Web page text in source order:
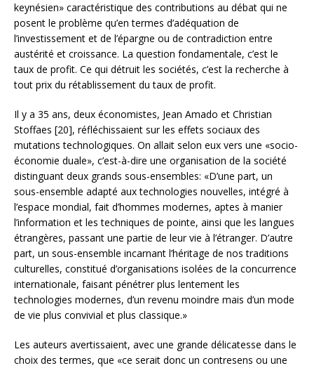
keynésien» caractéristique des contributions au débat qui ne
posent le problème qu’en termes d’adéquation de
l’investissement et de l’épargne ou de contradiction entre
austérité et croissance. La question fondamentale, c’est le
taux de profit. Ce qui détruit les sociétés, c’est la recherche à
tout prix du rétablissement du taux de profit.
Il y a 35 ans, deux économistes, Jean Amado et Christian
Stoffaes [20], réfléchissaient sur les effets sociaux des
mutations technologiques. On allait selon eux vers une «socio-
économie duale», c’est-à-dire une organisation de la société
distinguant deux grands sous-ensembles: «D’une part, un
sous-ensemble adapté aux technologies nouvelles, intégré à
l’espace mondial, fait d’hommes modernes, aptes à manier
l’information et les techniques de pointe, ainsi que les langues
étrangères, passant une partie de leur vie à l’étranger. D’autre
part, un sous-ensemble incarnant l’héritage de nos traditions
culturelles, constitué d’organisations isolées de la concurrence
internationale, faisant pénétrer plus lentement les
technologies modernes, d’un revenu moindre mais d’un mode
de vie plus convivial et plus classique.»
Les auteurs avertissaient, avec une grande délicatesse dans le
choix des termes, que «ce serait donc un contresens ou une